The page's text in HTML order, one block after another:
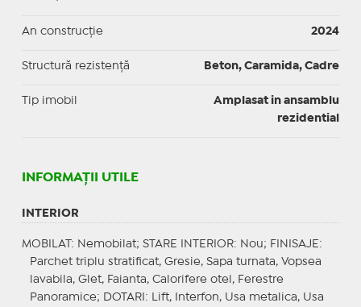
An construcție 2024
Structură rezistență Beton, Caramida, Cadre
Tip imobil
Amplasat in ansamblu
rezidential
INFORMAŢII UTILE
INTERIOR
MOBILAT : Nemobilat; STARE INTERIOR: Nou; FINISAJE :
Parchet triplu stratificat, Gresie, Sapa turnata, Vopsea
lavabila, Glet, Faianta, Calorifere otel, Ferestre
Panoramice;
DOTARI : Lift, Interfon, Usa metalica, Usa